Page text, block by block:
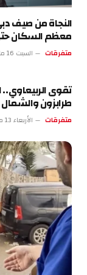
النجاة من صيف
معظم السكان
متفرقات السبت 16 مايو 3:40 م
تقوى الربيعاوي..
طرابزون والشمال
متفرقات الأربعاء 13 مايو 4:17 م